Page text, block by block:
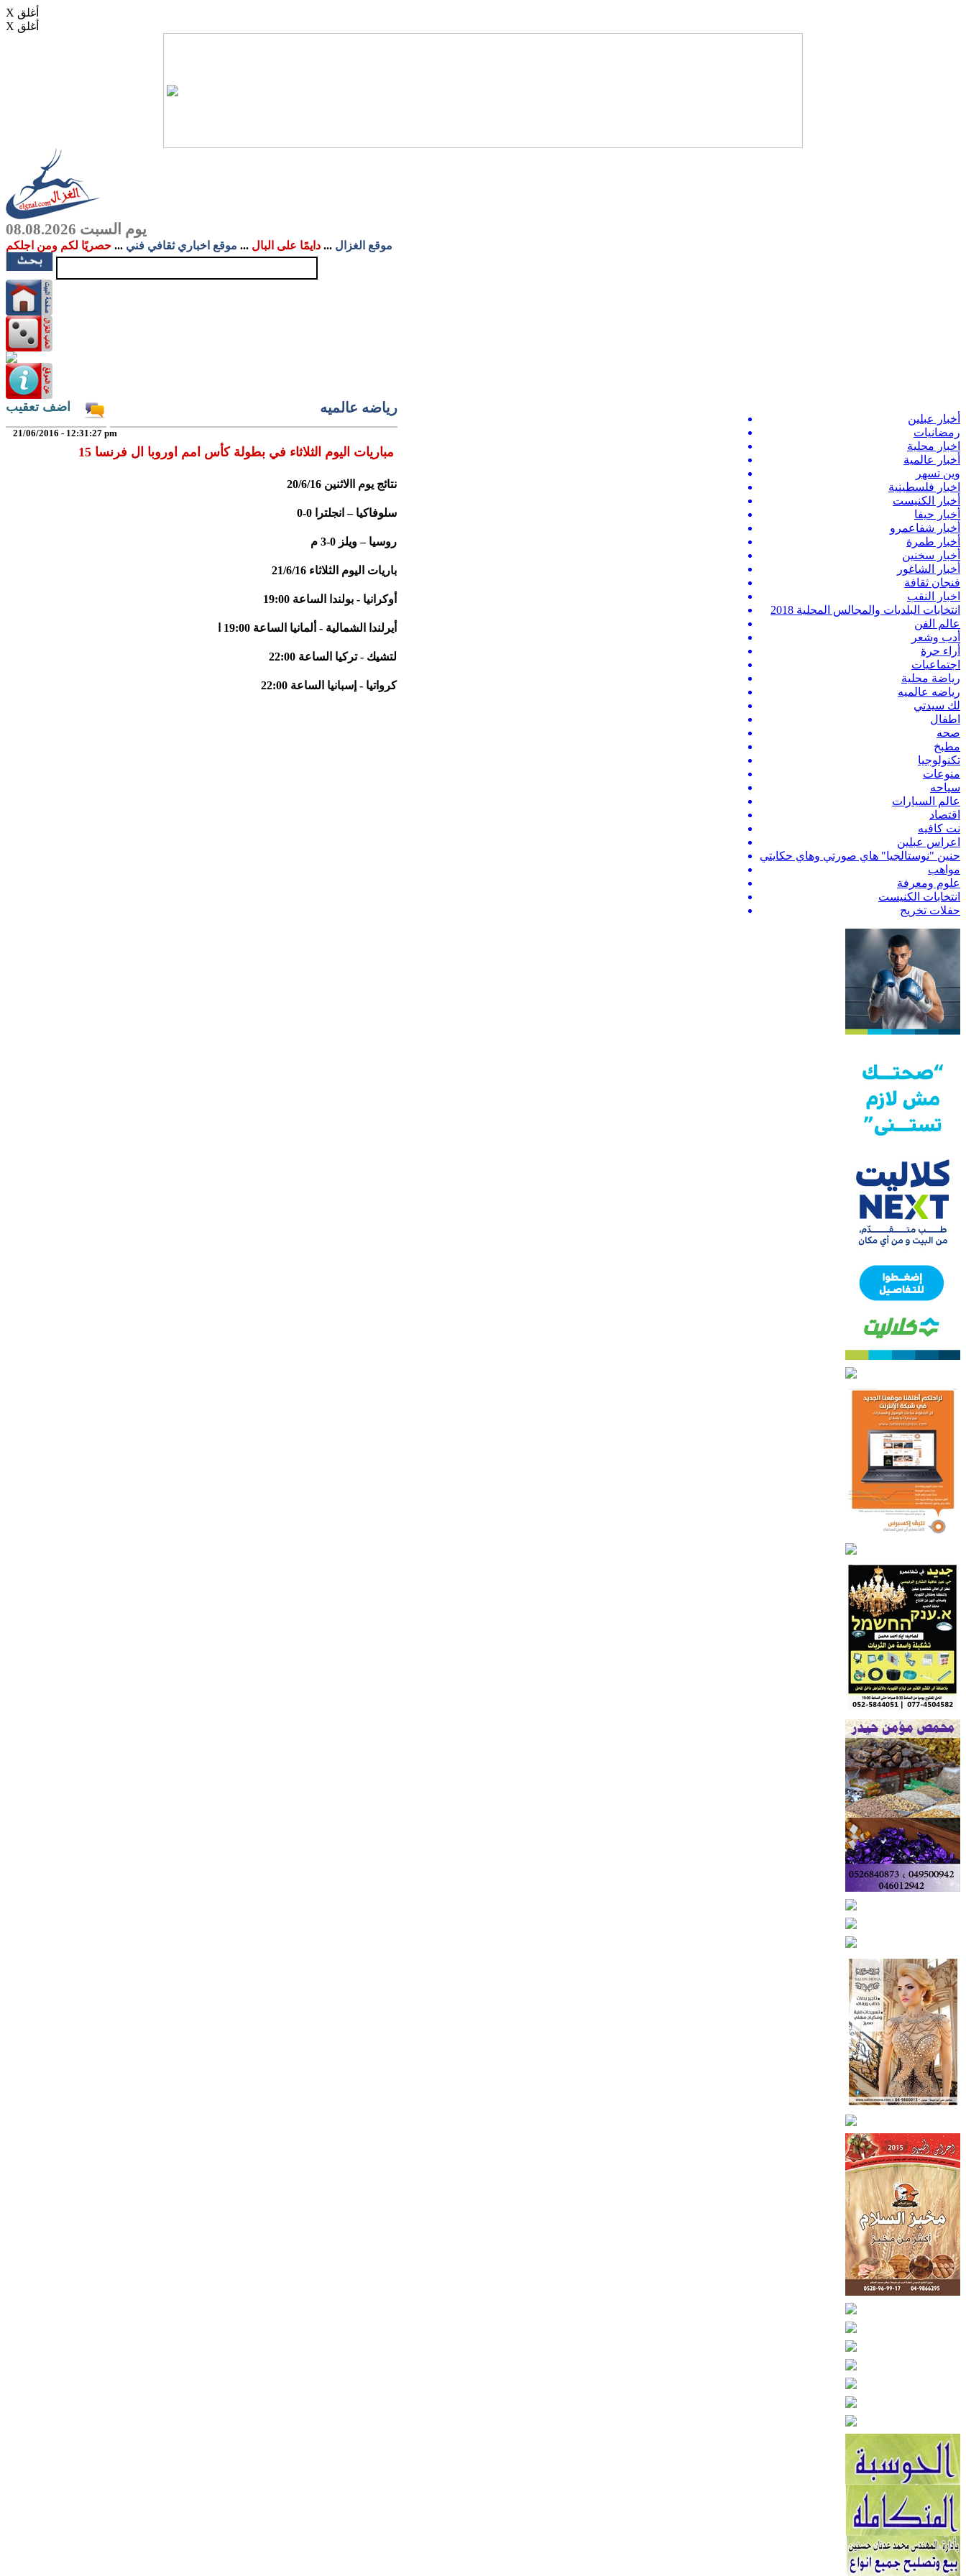
X أغلق
X أغلق
يوم السبت 08.08.2026
موقع الغزال ... دايمًا على البال ... موقع اخباري ثقافي فني ... حصريًا لكم ومن اجلكم
أخبار عبلين
رمضانيات
اخبار محلية
أخبار عالمية
وين تسهر
اخبار فلسطينية
أخبار الكنيست
أخبار حيفا
أخبار شفاعمرو
أخبار طمرة
أخبار سخنين
أخبار الشاغور
فنجان ثقافة
اخبار النقب
انتخابات البلديات والمجالس المحلية 2018
عالم الفن
أدب وشعر
أراء حرة
اجتماعيات
رياضة محلية
رياضه عالميه
لك سيدتي
اطفال
صحه
مطبخ
تكنولوجيا
منوعات
سياحه
عالم السيارات
اقتصاد
نت كافيه
اعراس عبلين
حنين "نوستالجيا" هاي صورتي وهاي حكايتي
مواهب
علوم ومعرفة
انتخابات الكنيست
حفلات تخريج
رياضه عالميه اضف تعقيب
21/06/2016 - 12:31:27 pm
مباريات اليوم الثلاثاء في بطولة كأس امم اوروبا ال فرنسا 15
نتائج يوم االاثنين 20/6/16
سلوفاكيا – انجلترا 0-0
روسيا – ويلز 0-3 م
باريات اليوم الثلاثاء 21/6/16
أوكرانيا - بولندا الساعة 19:00
أيرلندا الشمالية - ألمانيا الساعة 19:00 ا
لتشيك - تركيا الساعة 22:00
كرواتيا - إسبانيا الساعة 22:00